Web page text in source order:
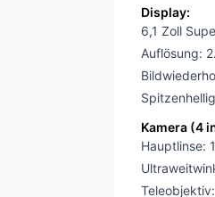
Display:
6,1 Zoll
Auflösung:
Kamera (4
Hauptlinse: